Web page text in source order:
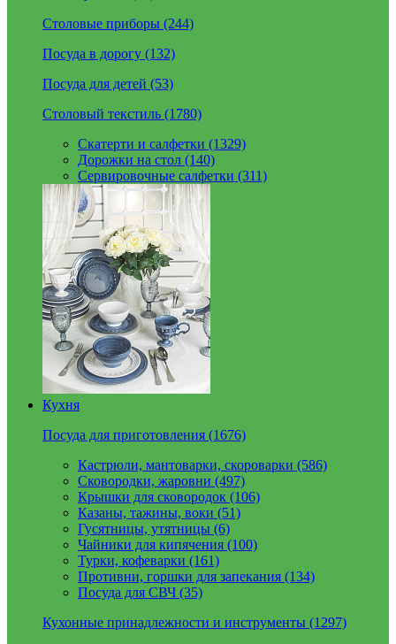
Столовые приборы (244)
Посуда в дорогу (132)
Посуда для детей (53)
Столовый текстиль (1780)
Скатерти и салфетки (1329)
Дорожки на стол (140)
Сервировочные салфетки (311)
Кухня
Посуда для приготовления (1676)
Кастрюли, мантоварки, скороварки (586)
Сковородки, жаровни (497)
Крышки для сковородок (106)
Казаны, тажины, воки (51)
Гусятницы, утятницы (6)
Чайники для кипячения (100)
Турки, кофеварки (161)
Противни, горшки для запекания (134)
Посуда для СВЧ (35)
Кухонные принадлежности и инструменты (1297)